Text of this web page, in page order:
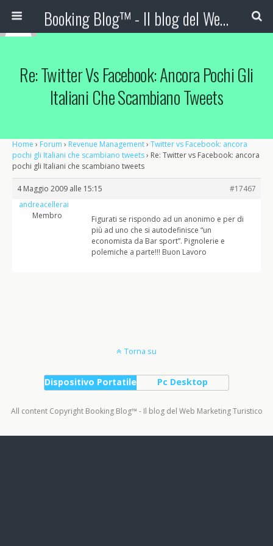
Booking Blog™ - Il blog del Web Marketing Turistico
Re: Twitter Vs Facebook: Ancora Pochi Gli
Italiani Che Scambiano Tweets
Home › Forum › Revenue Management› Twitter vs Facebook: ancora
pochi gli Italiani che scambiano tweets› Re: Twitter vs Facebook: ancora
pochi gli Italiani che scambiano tweets
4 Maggio 2009 alle 15:15
#17467
andreacellerai
Membro
Figurati se rispondo ad un anonimo e per di
più ad uno che si autodefinisce “un
economista da Bar sport”. Pignolerie e
polemiche a parte!!! Buon Lavoro
Torna su
Dispositivo Portatile Pc Desktop
All content Copyright Booking Blog™ - Il blog del Web Marketing Turistico